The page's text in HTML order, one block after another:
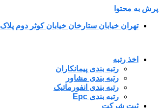
پرش به محتوا
تهران خیابان ستارخان خیابان کوثر دوم پلاک ۱ ساختمان دلگشا طبقه پنجم واحد ۳۴
اخذ رتبه
رتبه بندی پیمانکاران
رتبه بندی مشاور
رتبه بندی انفورماتیک
رتبه بندی Epc
ثبت شرکت